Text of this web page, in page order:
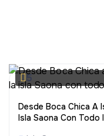
5
Desde Boca Chica A
Isla Saona Con Todo